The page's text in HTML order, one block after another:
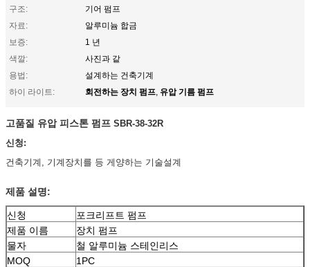
구조:
기어 펌프
자료:
알루미늄 합금
보증:
1 년
색깔:
사진과 같
용법:
설계하는 건축기계
하이 라이트:
회전하는 장치 펌프, 유압 기름 펌프
고품질 유압 피스톤 펌프 SBR-38-32R
신청:
건축기계, 기계장치를 등 게양하는 기술설계
제품 설명:
신청
포크리프트 펌프
제품 이름
장치 펌프
물자
철 알루미늄 스테인리스
MOQ
1PC